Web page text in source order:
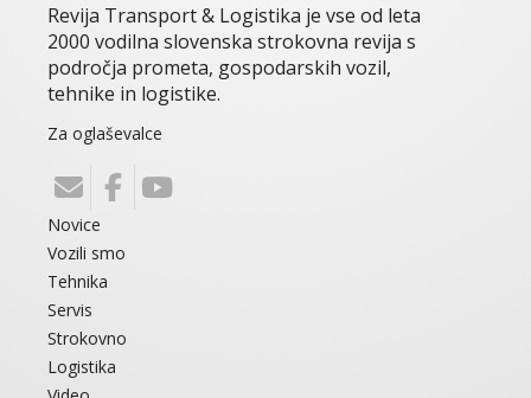
Revija Transport & Logistika je vse od leta
2000 vodilna slovenska strokovna revija s
področja prometa, gospodarskih vozil,
tehnike in logistike.
Za oglaševalce
Novice
Vozili smo
Tehnika
Servis
Strokovno
Logistika